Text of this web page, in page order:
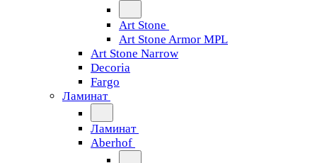
Art Stone
Art Stone Armor MPL
Art Stone Narrow
Decoria
Fargo
Ламинат
Ламинат
Aberhof